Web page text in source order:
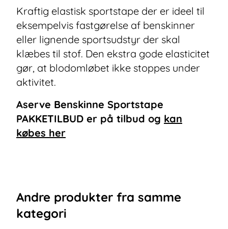
Kraftig elastisk sportstape der er ideel til
eksempelvis fastgørelse af benskinner
eller lignende sportsudstyr der skal
klæbes til stof. Den ekstra gode elasticitet
gør, at blodomløbet ikke stoppes under
aktivitet.
Aserve Benskinne Sportstape
PAKKETILBUD er på tilbud og kan
købes her
Andre produkter fra samme
kategori